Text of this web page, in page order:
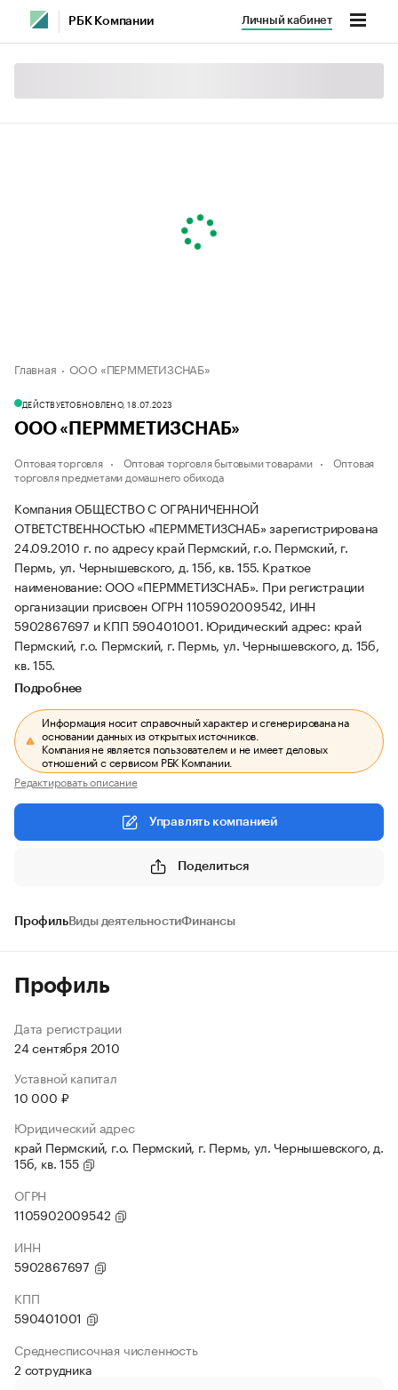
РБК Компании Личный кабинет
Главная ООО «ПЕРММЕТИЗСНАБ»
ДЕЙСТВУЕТОБНОВЛЕНО, 18.07.2023
ООО «ПЕРММЕТИЗСНАБ»
Оптовая торговля Оптовая торговля бытовыми товарами
Оптовая
торговля предметами домашнего обихода
Компания ОБЩЕСТВО С ОГРАНИЧЕННОЙ
ОТВЕТСТВЕННОСТЬЮ «ПЕРММЕТИЗСНАБ» зарегистрирована
24.09.2010 г. по адресу край Пермский, г.о. Пермский, г.
Пермь, ул. Чернышевского, д. 15б, кв. 155. Краткое
наименование: ООО «ПЕРММЕТИЗСНАБ». При регистрации
организации присвоен ОГРН 1105902009542, ИНН
5902867697 и КПП 590401001. Юридический адрес: край
Пермский, г.о. Пермский, г. Пермь, ул. Чернышевского, д. 15б,
кв. 155.
Подробнее
Информация носит справочный характер и сгенерирована на
основании данных из открытых источников.
Компания не является пользователем и не имеет деловых
отношений с сервисом РБК Компании.
Редактировать описание
Управлять компанией
Поделиться
ПрофильВиды деятельностиФинансы
Профиль
Дата регистрации
24 сентября 2010
Уставной капитал
10 000 ₽
Юридический адрес
край Пермский, г.о. Пермский, г. Пермь, ул. Чернышевского, д.
15б, кв. 155
ОГРН
1105902009542
ИНН
5902867697
КПП
590401001
Среднесписочная численность
2 сотрудника